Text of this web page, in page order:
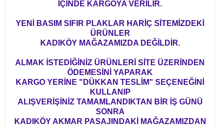
İÇİNDE KARGOYA VERİLİR.
YENİ BASIM SIFIR PLAKLAR HARİÇ SİTEMİZDEKİ
ÜRÜNLER
KADIKÖY MAĞAZAMIZDA DEĞİLDİR.
ALMAK İSTEDİĞİNİZ ÜRÜNLERİ SİTE ÜZERİNDEN
ÖDEMESİNİ YAPARAK
KARGO YERİNE "DÜKKAN TESLİM" SEÇENEĞİNİ
KULLANIP
ALIŞVERİŞİNİZ TAMAMLANDIKTAN BİR İŞ GÜNÜ
SONRA
KADIKÖY AKMAR PASAJINDAKİ MAĞAZAMIZDAN